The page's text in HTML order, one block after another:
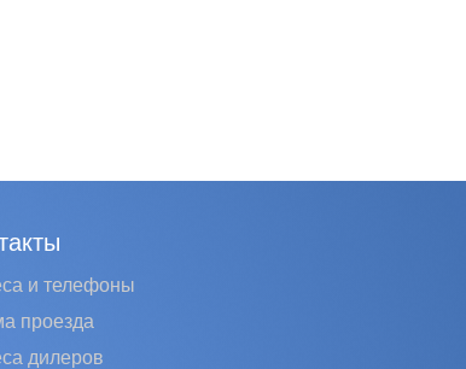
и телефоны
проезда
дилеров